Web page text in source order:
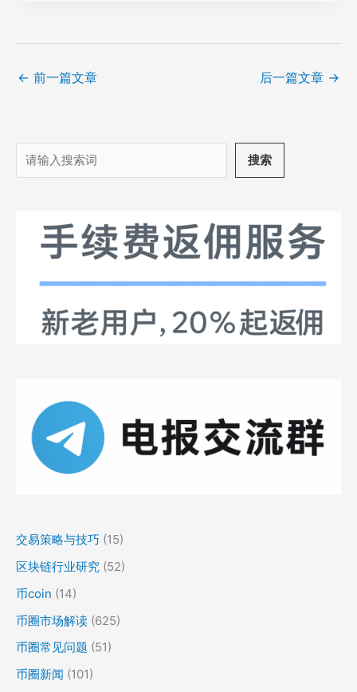
← 前一篇文章 后一篇文章 →
搜
索
搜索
交易策略与技巧 (15)
区块链行业研究 (52)
币coin (14)
币圈市场解读 (625)
币圈常见问题 (51)
币圈新闻 (101)